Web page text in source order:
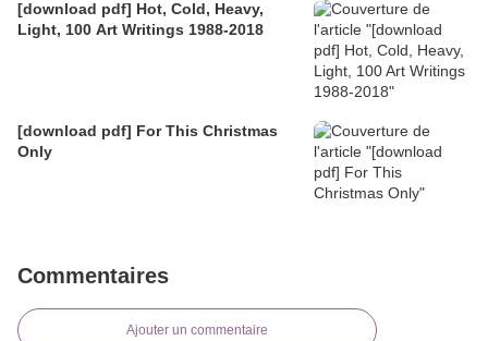
[download pdf] Hot, Cold, Heavy,
Light, 100 Art Writings 1988-2018
[download pdf] For This Christmas
Only
Commentaires
Ajouter un commentaire